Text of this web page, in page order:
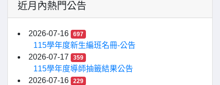
近月內熱門公告
2026-07-16 697
115學年度新生編班名冊-公告
2026-07-17
359
115學年度導師抽籤結果公告
2026-07-16
229